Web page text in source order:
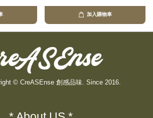
加入購物車
© CreASEnse 創感品味. Since 2016.